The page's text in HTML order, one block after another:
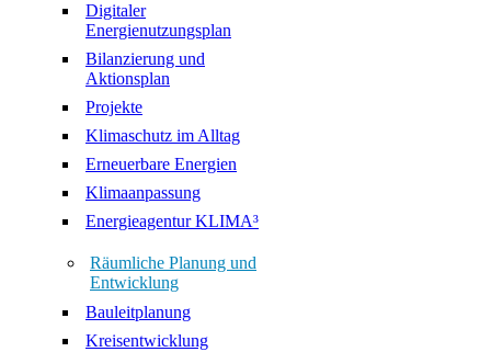
Digitaler
Energienutzungsplan
Bilanzierung und
Aktionsplan
Projekte
Klimaschutz im Alltag
Erneuerbare Energien
Klimaanpassung
Energieagentur KLIMA³
Räumliche Planung und
Entwicklung
Bauleitplanung
Kreisentwicklung